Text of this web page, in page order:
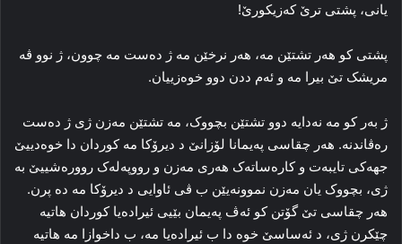
یانی، پشتی ترێ که‌زیکورێ!
پشتی کو هه‌ر تشتێن مه‌، هه‌ر نرخێن مه‌ ژ ده‌ست مه‌ چوون، ژ نوو ڤه‌
مریشک تێ بیرا مه‌ و ئه‌م ددن دوو خوه‌زییان.
ژ به‌ر کو مه‌ نه‌دایه‌ دوو تشتێن بچووک، مه‌ تشتێن مه‌زن ژی ژ ده‌ست
ره‌ڤاندنه‌. هه‌ر چقاسی په‌یمانا لۆزانێ د دیرۆکا مه‌ کوردان دا خوه‌دییێ
جهه‌کی تایبه‌ت و کاره‌ساته‌ک هه‌ری مه‌زن و رووپه‌له‌ک رووره‌شییێ به‌
ژی، بچووک یان مه‌زن نموونه‌یێن ب ڤی ئاوایی د دیرۆکا مه‌ ده‌ پرن.
هه‌ر چقاسی تێ گۆتن کو ئه‌ڤ په‌یمان بێیی ئیراده‌یا کوردان هاتیه‌
چێکرن ژی، د ئه‌ساسێ خوه‌ دا ب ئیراده‌یا مه‌، ب داخوازا مه‌ هاتیه‌